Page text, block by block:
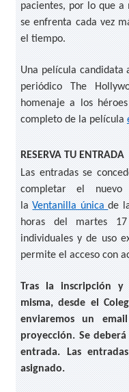
pacientes, por lo que a
se enfrenta cada vez
el tiempo.
Una película candidata
periódico The
homenaje a los
completo de la película
RESERVA TU ENTRADA
Las entradas se
completar el
laVentanilla únicade
horas del martes
individuales y de uso
permite el acceso con
Tras la inscripción
misma, desde el
enviaremos un
proyección. Se
entrada. Las
asignado.